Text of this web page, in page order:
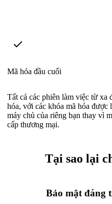
Mã hóa đầu cuối
Tất cả các phiên làm việc từ xa
hóa, với các khóa mã hóa được
máy chủ của riêng bạn thay vì
cấp thương mại.
Tại sao lại
Bảo mật đáng